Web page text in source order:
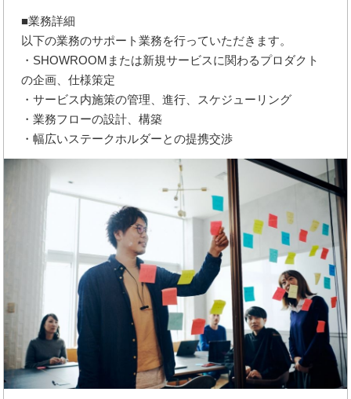
■業務詳細
以下の業務のサポート業務を行っていただきます。
・SHOWROOMまたは新規サービスに関わるプロダクト
の企画、仕様策定
・サービス内施策の管理、進行、スケジューリング
・業務フローの設計、構築
・幅広いステークホルダーとの提携交渉